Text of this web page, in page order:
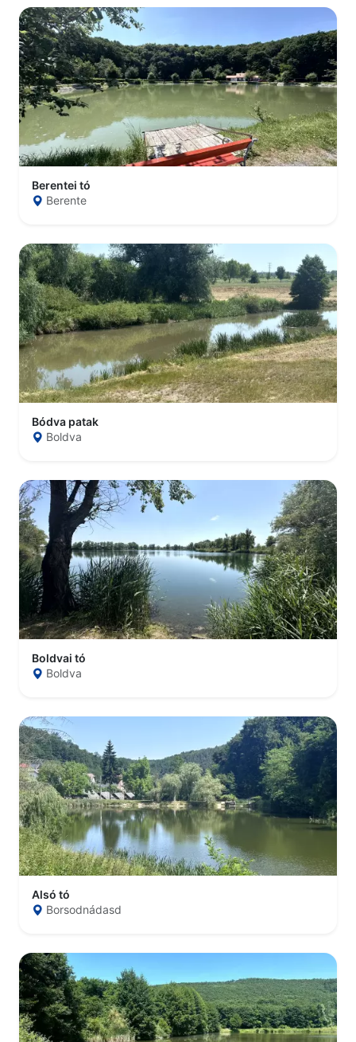
Berentei tó
Berente
Bódva patak
Boldva
Boldvai tó
Boldva
Alsó tó
Borsodnádasd